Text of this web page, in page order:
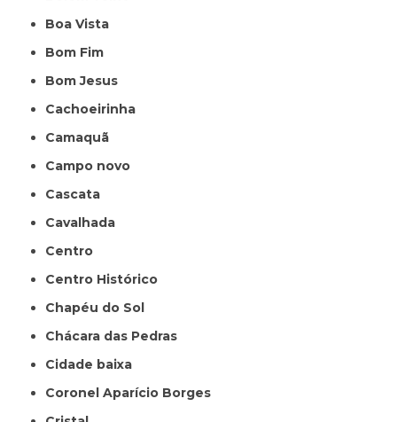
Boa Vista
Bom Fim
Bom Jesus
Cachoeirinha
Camaquã
Campo novo
Cascata
Cavalhada
Centro
Centro Histórico
Chapéu do Sol
Chácara das Pedras
Cidade baixa
Coronel Aparício Borges